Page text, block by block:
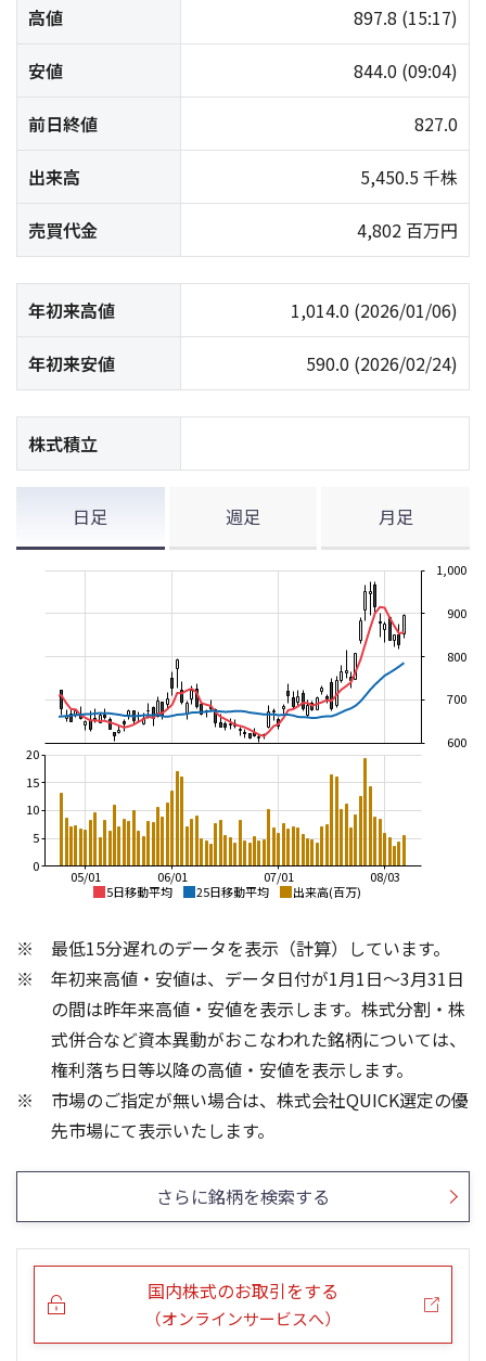
高値 897.8 (15:17)
安値 844.0 (09:04)
前日終値 827.0
出来高 5,450.5 千株
売買代金 4,802 百万円
年初来高値 1,014.0 (2026/01/06)
年初来安値 590.0 (2026/02/24)
株式積立
日足 週足 月足
5日移動平均 25日移動平均 出来高(百万)
08/03
07/01
06/01
05/01
600
700
800
900
1,000
0
5
10
15
20
13週移動平均 26週移動平均 出来高(百万)
400
1,000
1,200
1,400
1,600
1,800
0
10
20
5ヶ月移動平均 25ヶ月移動平均 出来高(百万)
0
1,000
1,500
2,000
0
10
20
最低15分遅れのデータを表示（計算）しています。
年初来高値・安値は、データ日付が1月1日～3月31日
の間は昨年来高値・安値を表示します。株式分割・株
式併合など資本異動がおこなわれた銘柄については、
権利落ち日等以降の高値・安値を表示します。
市場のご指定が無い場合は、株式会社QUICK選定の優
先市場にて表示いたします。
さらに銘柄を検索する
国内株式のお取引をする
（オンラインサービスへ）